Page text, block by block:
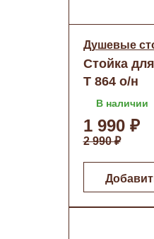
Душевые
Стойка
Т 864 о/н
В наличии
1 990 ₽
2 990 ₽